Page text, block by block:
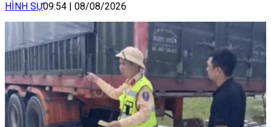
HÌNH SỰ09:54 08/08/2026